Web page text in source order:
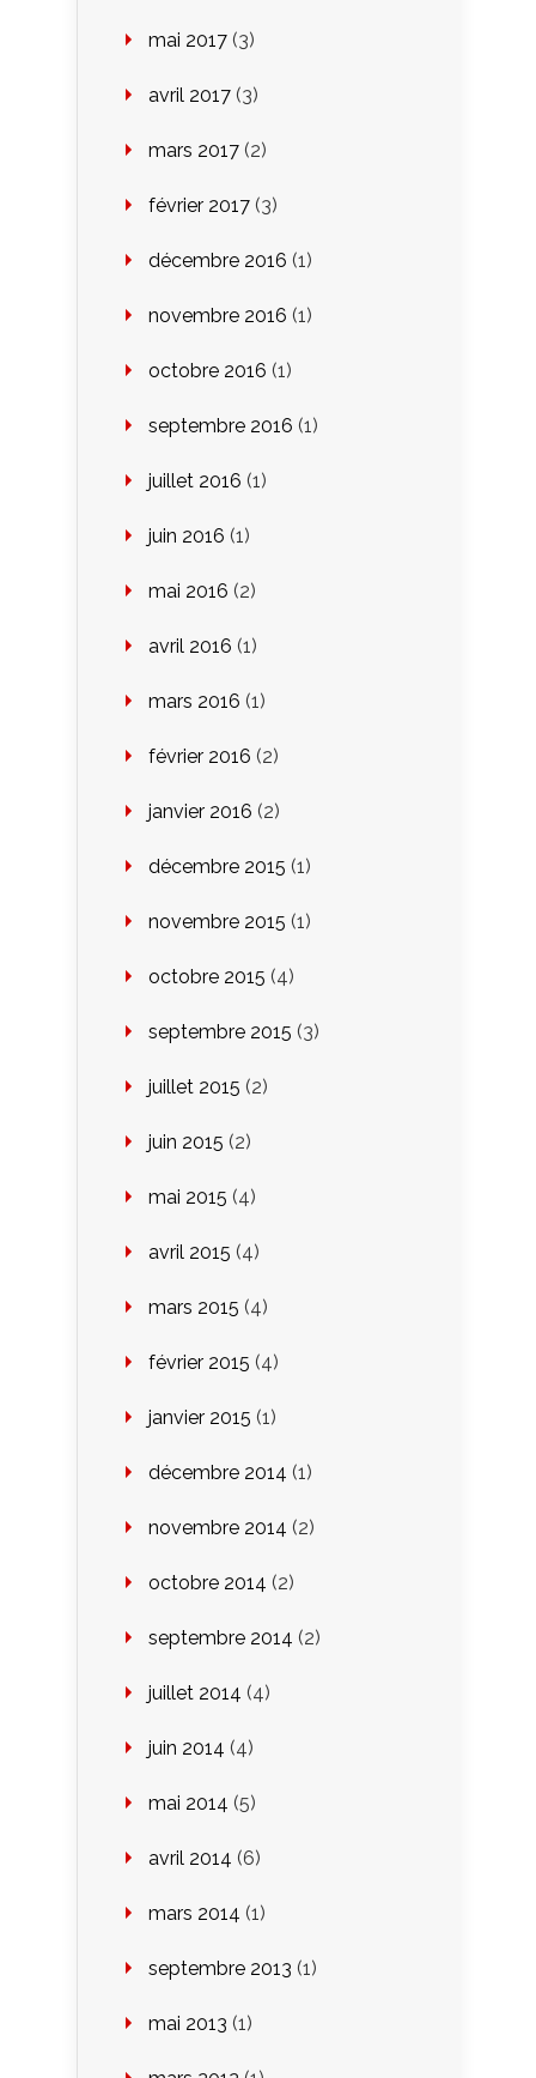
mai 2017 (3)
avril 2017 (3)
mars 2017 (2)
février 2017 (3)
décembre 2016 (1)
novembre 2016 (1)
octobre 2016 (1)
septembre 2016 (1)
juillet 2016 (1)
juin 2016 (1)
mai 2016 (2)
avril 2016 (1)
mars 2016 (1)
février 2016 (2)
janvier 2016 (2)
décembre 2015 (1)
novembre 2015 (1)
octobre 2015 (4)
septembre 2015 (3)
juillet 2015 (2)
juin 2015 (2)
mai 2015 (4)
avril 2015 (4)
mars 2015 (4)
février 2015 (4)
janvier 2015 (1)
décembre 2014 (1)
novembre 2014 (2)
octobre 2014 (2)
septembre 2014 (2)
juillet 2014 (4)
juin 2014 (4)
mai 2014 (5)
avril 2014 (6)
mars 2014 (1)
septembre 2013 (1)
mai 2013 (1)